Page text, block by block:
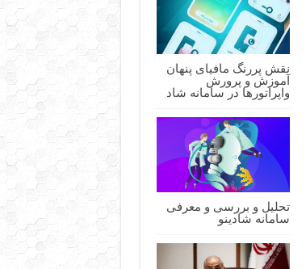
نقش پررنگ مافیای پنهان
آموزش و پرورش
واپراتورها در سامانه شاد
تحلیل و بررسی و معرفی
سامانه شادینو